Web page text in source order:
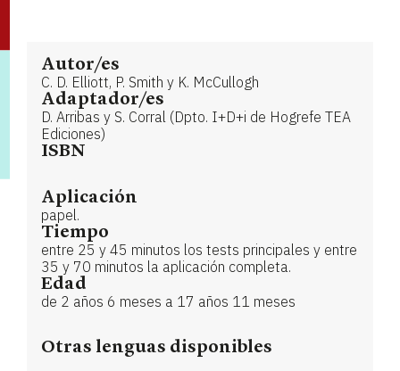
Autor/es
C. D. Elliott, P. Smith y K. McCullogh
Adaptador/es
D. Arribas y S. Corral (Dpto. I+D+i de Hogrefe TEA
Ediciones)
ISBN
Aplicación
papel.
Tiempo
entre 25 y 45 minutos los tests principales y entre
35 y 70 minutos la aplicación completa.
Edad
de 2 años 6 meses a 17 años 11 meses
Otras lenguas disponibles